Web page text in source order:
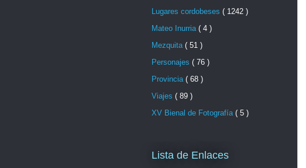
Lugares cordobeses ( 1242 )
Mateo Inurria ( 4 )
Mezquita ( 51 )
Personajes ( 76 )
Provincia ( 68 )
Viajes ( 89 )
XV Bienal de Fotografía ( 5 )
Lista de Enlaces